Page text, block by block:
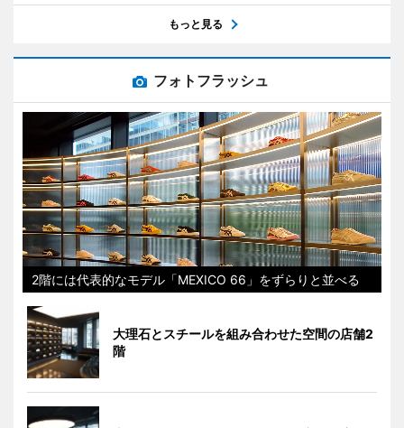
もっと見る
フォトフラッシュ
2階には代表的なモデル「MEXICO 66」をずらりと並べる
大理石とスチールを組み合わせた空間の店舗2
階